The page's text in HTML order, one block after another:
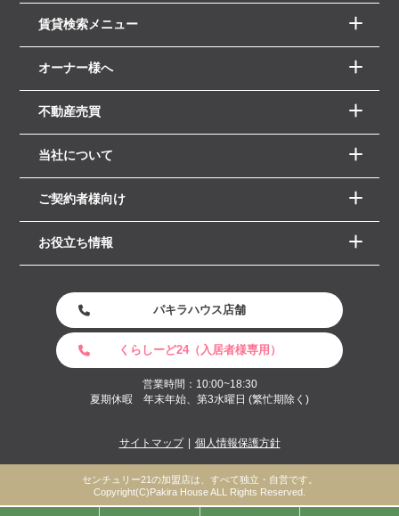
賃貸検索メニュー
オーナー様へ
不動産売買
当社について
ご契約者様向け
お役立ち情報
パキラハウス店舗
くらしーど24（入居者様専用）
営業時間：10:00~18:30
夏期休暇 年末年始、第3水曜日 (繁忙期除く)
サイトマップ 個人情報保護方針
センチュリー21の加盟店は、すべて独立・自営です。
Copyright(C)Pakira House ALL Rights Reserved.